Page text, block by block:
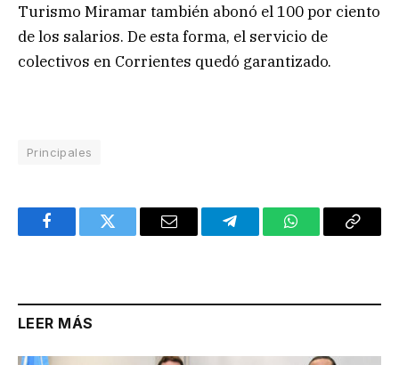
Turismo Miramar también abonó el 100 por ciento
de los salarios. De esta forma, el servicio de
colectivos en Corrientes quedó garantizado.
Principales
FacebookTwitter Email TelegramWhatsAppCopy
LEER MÁS